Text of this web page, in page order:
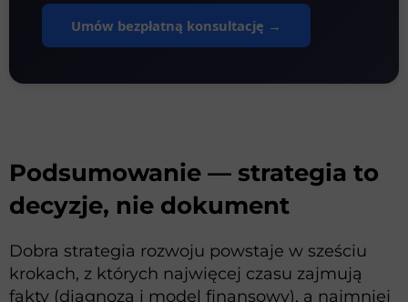
Umów bezpłatną konsultację →
Podsumowanie — strategia to
decyzje, nie dokument
Dobra strategia rozwoju powstaje w sześciu
krokach, z których najwięcej czasu zajmują
fakty (diagnoza i model finansowy), a najmniej